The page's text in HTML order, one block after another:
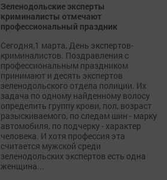
Зеленодольские эксперты
криминалисты отмечают
профессиональный праздник
Сегодня,1 марта, День экспертов-
криминалистов. Поздравления с
профессиональным праздником
принимают и десять экспертов
зеленодольского отдела полиции. Их
задача по одному найденному волосу
определить группу крови, пол, возраст
разыскиваемого, по следам шин - марку
автомобиля, по подчерку - характер
человека. И хотя профессия эта
считается мужской среди
зеленодольских экспертов есть одна
женщина...